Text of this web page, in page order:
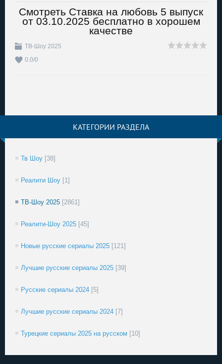
Смотреть Ставка на любовь 5 выпуск
от 03.10.2025 бесплатно в хорошем
качестве
ТВ-Шоу 2025
0.0/0
КАТЕГОРИИ РАЗДЕЛА
Тв Шоу [38]
Реалити Шоу [1]
ТВ-Шоу 2025 [2861]
Реалити-Шоу 2025 [45]
Новые русские сериалы 2025 [121]
Лучшие русские сериалы 2025 [39]
Русские сериалы 2024 [5]
Лучшие русские сериалы 2024 [7]
Турецкие сериалы 2025 на русском [10]